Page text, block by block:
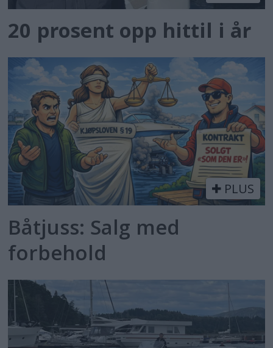
20 prosent opp hittil i år
PLUS
Båtjuss: Salg med
forbehold